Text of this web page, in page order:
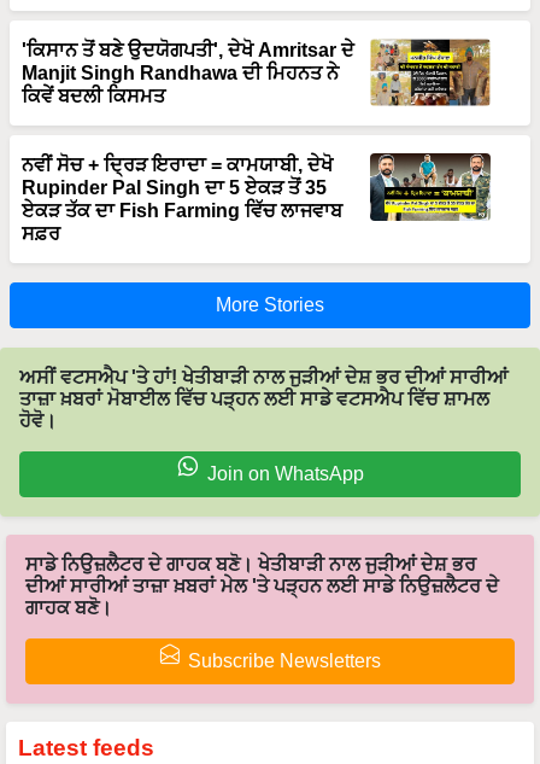
'ਕਿਸਾਨ ਤੋਂ ਬਣੇ ਉਦਯੋਗਪਤੀ', ਦੇਖੋ Amritsar ਦੇ
Manjit Singh Randhawa ਦੀ ਮਿਹਨਤ ਨੇ
ਕਿਵੇਂ ਬਦਲੀ ਕਿਸਮਤ
ਨਵੀਂ ਸੋਚ + ਦ੍ਰਿੜ ਇਰਾਦਾ = ਕਾਮਯਾਬੀ, ਦੇਖੋ
Rupinder Pal Singh ਦਾ 5 ਏਕੜ ਤੋਂ 35
ਏਕੜ ਤੱਕ ਦਾ Fish Farming ਵਿੱਚ ਲਾਜਵਾਬ
ਸਫ਼ਰ
More Stories
ਅਸੀਂ ਵਟਸਐਪ 'ਤੇ ਹਾਂ! ਖੇਤੀਬਾੜੀ ਨਾਲ ਜੁੜੀਆਂ ਦੇਸ਼ ਭਰ ਦੀਆਂ ਸਾਰੀਆਂ
ਤਾਜ਼ਾ ਖ਼ਬਰਾਂ ਮੋਬਾਈਲ ਵਿੱਚ ਪੜ੍ਹਨ ਲਈ ਸਾਡੇ ਵਟਸਐਪ ਵਿੱਚ ਸ਼ਾਮਲ
ਹੋਵੋ।
Join on WhatsApp
ਸਾਡੇ ਨਿਉਜ਼ਲੈਟਰ ਦੇ ਗਾਹਕ ਬਣੋ। ਖੇਤੀਬਾੜੀ ਨਾਲ ਜੁੜੀਆਂ ਦੇਸ਼ ਭਰ
ਦੀਆਂ ਸਾਰੀਆਂ ਤਾਜ਼ਾ ਖ਼ਬਰਾਂ ਮੇਲ 'ਤੇ ਪੜ੍ਹਨ ਲਈ ਸਾਡੇ ਨਿਉਜ਼ਲੈਟਰ ਦੇ
ਗਾਹਕ ਬਣੋ।
Subscribe Newsletters
Latest feeds